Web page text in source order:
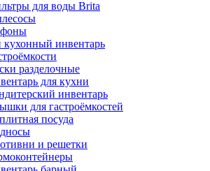
для воды Brita
кухонный инвентарь
разделочные
для кухни
инвентарь
для гастроёмкостей
посуда
и решетки